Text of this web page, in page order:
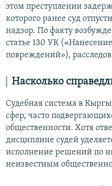
этом преступлении
которого ранее суд
надзор. По факту
статье 130 УК
повреждений»),
Насколько
Судебная система в
сфер, часто
общественности. Хотя
дисциплине судей
исполнение решений по
неизвестным